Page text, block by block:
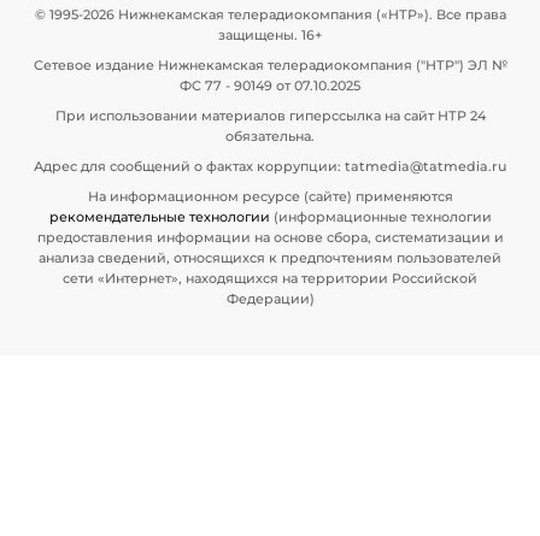
© 1995-2026 Нижнекамская телерадиокомпания («НТР»). Все права
защищены. 16+
Сетевое издание Нижнекамская телерадиокомпания ("НТР") ЭЛ №
ФС 77 - 90149 от 07.10.2025
При использовании материалов гиперссылка на сайт НТР 24
обязательна.
Адрес для сообщений о фактах коррупции: tatmedia@tatmedia.ru
На информационном ресурсе (сайте) применяются
рекомендательные технологии (информационные технологии
предоставления информации на основе сбора, систематизации и
анализа сведений, относящихся к предпочтениям пользователей
сети «Интернет», находящихся на территории Российской
Федерации)